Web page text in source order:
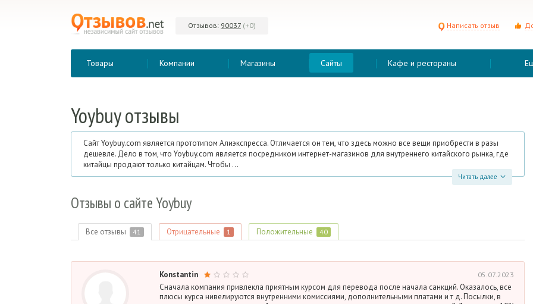
Отзывов: 90037 (+0) Написать отзыв
Товары Компании Магазины Сайты Кафе и рестораны
Yoybuyотзывы
Сайт Yoybuy.com является прототипом Алиэкспресса. Отличается он тем, что здесь можно все вещи приобрести в разы
дешевле. Дело в том, что Yoybuy.com является посредником интернет-магазинов для внутреннего китайского рынка, где
китайцы продают только китайцам. Чтобы ...
Читать далее
Отзывы о сайте Yoybuy
Все отзывы 41 Отрицательные 1 Положительные 40
Konstantin 05.07.2023
Сначала компания привлекла приятным курсом для перевода после начала санкций. Оказалось, все
плюсы курса нивелируются внутренними комиссиями, дополнительными платами и т д. Посылки, в